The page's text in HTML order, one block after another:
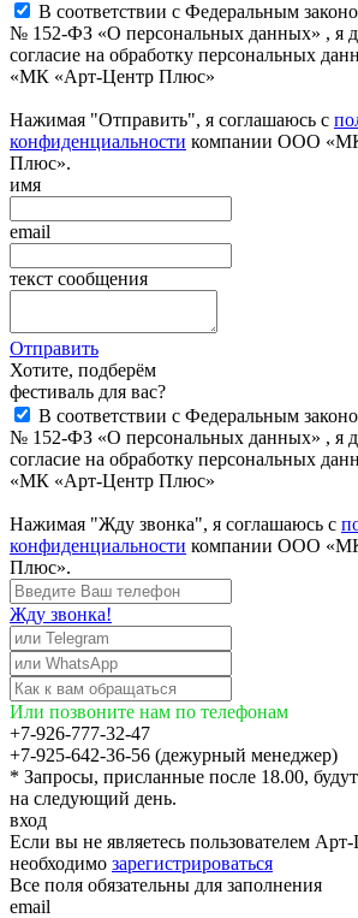
В соответствии с Федеральным
№ 152-ФЗ «О персональных данных» , я
согласие на обработку персональных
«МК «Арт-Центр Плюс»
Нажимая "Отправить", я соглашаюсь с
конфиденциальности компании ООО
Плюс».
имя
email
текст сообщения
Отправить
Хотите, подберём
фестиваль для вас?
В соответствии с Федеральным
№ 152-ФЗ «О персональных данных» , я
согласие на обработку персональных
«МК «Арт-Центр Плюс»
Нажимая "Жду звонка", я соглашаюсь с
конфиденциальности компании ООО
Плюс».
Жду звонка!
Или позвоните нам по телефонам
+7-926-777-32-47
+7-925-642-36-56 (дежурный менеджер)
* Запросы, присланные после 18.00,
на следующий день.
вход
Если вы не являетесь пользователем
необходимо зарегистрироваться
Все поля обязательны для заполнения
email